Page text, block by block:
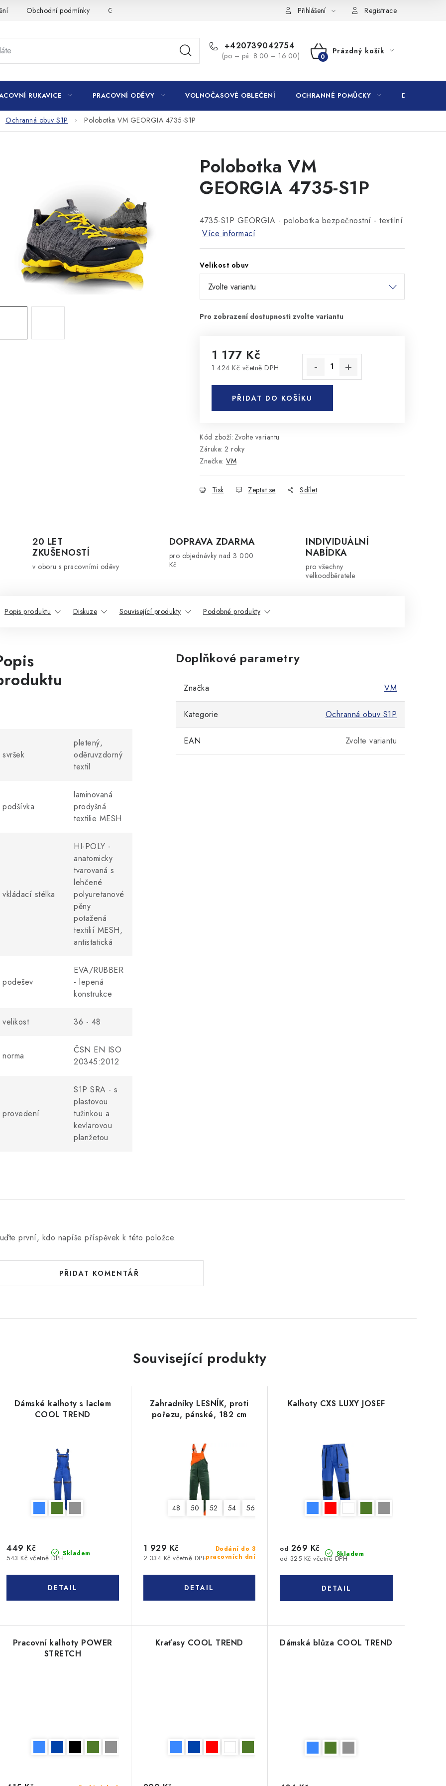
Obchodní podmínky GDPR Přihlášení Registrace
+420739042754
(po – pá: 8:00 – 16:00)
NÁKUPNÍ
Prázdný košík
RUKAVICE PRACOVNÍ ODĚVY VOLNOČASOVÉ OBLEČENÍ OCHRANNÉ POMŮCKY DROGERIE
Ochranná obuv S1P Polobotka VM GEORGIA 4735-S1P
Polobotka VM
GEORGIA 4735-S1P
4735-S1P GEORGIA - polobotka bezpečnostní - textilní
Více informací
Velikost obuv
1 177 Kč
1 424 Kč včetně DPH
PŘIDAT DO KOŠÍKU
Kód zboží: Zvolte variantu
Záruka: 2 roky
Značka: VM
Tisk Zeptat se Sdílet
20 LET
ZKUŠENOSTÍ
v oboru s pracovními oděvy
DOPRAVA ZDARMA
pro objednávky nad 3 000
Kč
INDIVIDUÁLNÍ
NABÍDKA
pro všechny
velkoodběratele
Popis produktu Diskuze Související produkty Podobné produkty
svršek
pletený,
oděruvzdorný
textil
podšívka
laminovaná
prodyšná
textilie MESH
vkládací stélka
HI-POLY -
anatomicky
tvarovaná s
lehčené
polyuretanové
pěny
potažená
textilií MESH,
antistatická
podešev
EVA/RUBBER
- lepená
konstrukce
velikost 36 - 48
norma
ČSN EN ISO
20345:2012
provedení
S1P SRA - s
plastovou
tužinkou a
kevlarovou
planžetou
Doplňkové parametry
Značka VM
Kategorie Ochranná obuv S1P
EAN Zvolte variantu
první, kdo napíše příspěvek k této položce.
PŘIDAT KOMENTÁŘ
Související produkty
Dámské kalhoty s laclem
COOL TREND
Skladem
543 Kč včetně DPH
449 Kč
Zahradníky LESNÍK, proti
pořezu, pánské, 182 cm
48 50 52 54 56
Dodání do 3
pracovních dní
2 334 Kč včetně DPH
1 929 Kč
Kalhoty CXS LUXY JOSEF
Skladem
od 325 Kč včetně DPH
od 269 Kč
Pracovní kalhoty POWER
STRETCH
Kraťasy COOL TREND Dámská blůza COOL TREND